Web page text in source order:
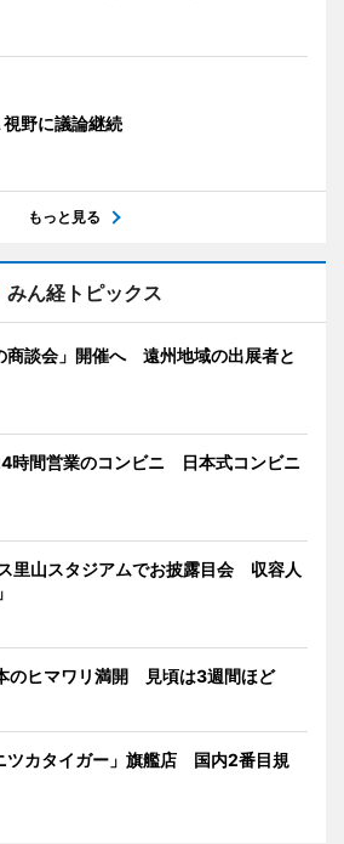
視野に議論継続
もっと見る
みん経トピックス
商談会」開催へ 遠州地域の出展者と
時間営業のコンビニ 日本式コンビニ
里山スタジアムでお披露目会 収容人
のヒマワリ満開 見頃は3週間ほど
ツカタイガー」旗艦店 国内2番目規